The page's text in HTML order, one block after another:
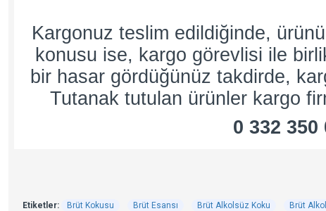
Kargonuz teslim edildiğinde,
konusu ise, kargo görevlisi ile
bir hasar gördüğünüz takdirde,
Tutanak tutulan ürünler kargo
0 332 350
Etiketler: Brüt Kokusu Brüt Esansı Brüt Alkolsüz Koku Brüt